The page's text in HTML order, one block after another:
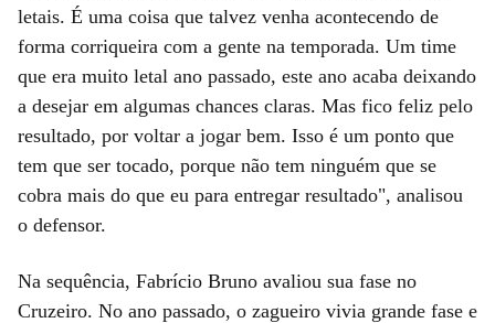
letais. É uma coisa que talvez venha acontecendo de
forma corriqueira com a gente na temporada. Um time
que era muito letal ano passado, este ano acaba deixando
a desejar em algumas chances claras. Mas fico feliz pelo
resultado, por voltar a jogar bem. Isso é um ponto que
tem que ser tocado, porque não tem ninguém que se
cobra mais do que eu para entregar resultado", analisou
o defensor.
Na sequência, Fabrício Bruno avaliou sua fase no
Cruzeiro. No ano passado, o zagueiro vivia grande fase e